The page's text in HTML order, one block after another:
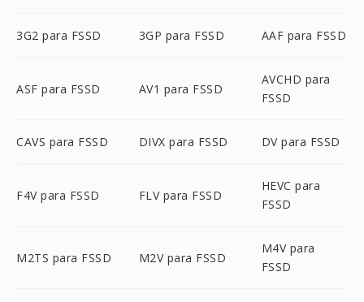
3G2 para FSSD 3GP para FSSD AAF para FSSD
ASF para FSSD AV1 para FSSD
AVCHD para
FSSD
CAVS para FSSD DIVX para FSSD DV para FSSD
F4V para FSSD FLV para FSSD
HEVC para
FSSD
M2TS para FSSD M2V para FSSD
M4V para
FSSD